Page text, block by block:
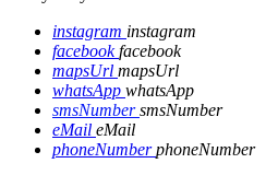
instagram instagram
facebookfacebook
mapsUrl mapsUrl
whatsApp whatsApp
smsNumbersmsNumber
eMail eMail
phoneNumberphoneNumber